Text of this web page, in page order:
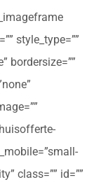
style_type=””
bordersize=””
class=”” id=””